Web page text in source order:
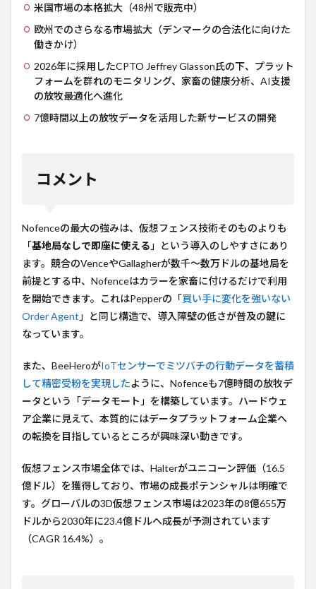
米国市場の本格拡大（48州で販売中）
欧州でのさらなる市場拡大（デンマークの合法化に向けた
働きかけ）
2026年に採用したCPTO Jeffrey Glasson氏の下、プラット
フォームを群れのモニタリング、家畜の健康分析、AI支援
の放牧最適化へ進化
7億時間以上の放牧データを活用した新サービスの開発
コメント
Nofenceの最大の強みは、仮想フェンス技術そのものよりも
「基地局なしで即座に使える 」という導入のしやすさにあり
ます。競合のVenceやGallagherが数千〜数万ドルの基地局を
前提とする中、Nofenceはカラーを家畜に付けるだけで利用
を開始できます。これはPepperの「買い手に変化を強いない
Order Agent 」と同じ構造で、導入障壁の低さが普及の鍵に
なっています。
また、BeeHeroがIoTセンサーでミツバチの行動データを蓄積
して精密受粉を実現したように、Nofenceも7億時間の放牧デ
ータという「データモート」を構築しています。ハードウェ
ア企業に見えて、本質的にはデータプラットフォーム企業へ
の転換を目指しているところが興味深い動きです。
仮想フェンス市場全体では、Halterがユニコーン評価（16.5
億ドル）を獲得しており、市場の成長ポテンシャルは明確で
す。グローバルの3D仮想フェンス市場は2023年の8億655万
ドルから2030年に23.4億ドルへ成長が予測されています
（CAGR 16.4%）。